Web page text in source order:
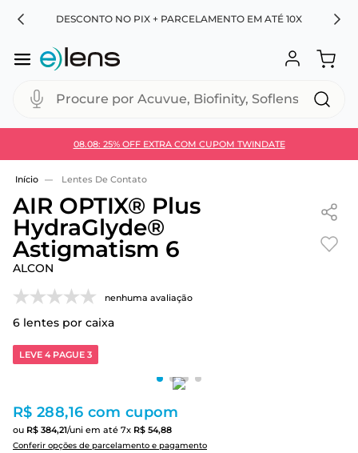
DESCONTO NO PIX + PARCELAMENTO EM ATÉ 10X
Procure por Acuvue, Biofinity, Soflens...
08.08: 25% OFF EXTRA COM CUPOM TWINDATE
Use 30HOJE e ganhe 30% OFF + economia extra no
Lentes De Contato
AIR OPTIX® Plus
HydraGlyde®
Astigmatism 6
ALCON
nenhuma avaliação
6 lentes por caixa
LEVE 4 PAGUE 3
R$ 288,16 com cupom
ou R$ 384,21/uni em até 7x R$ 54,88
Conferir opções de parcelamento e pagamento